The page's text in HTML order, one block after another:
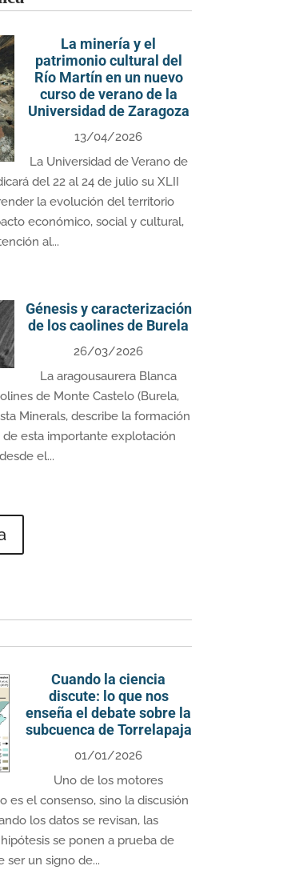
La minería y el
patrimonio cultural del
Río Martín en un nuevo
curso de verano de la
Universidad de Zaragoza
13/04/2026
La Universidad de Verano de
del 22 al 24 de julio su XLII
la evolución del territorio
económico, social y cultural,
al...
Génesis y caracterización
de los caolines de Burela
26/03/2026
La aragousaurera Blanca
de Monte Castelo (Burela,
Minerals, describe la formación
esta importante explotación
el...
Cuando la ciencia
discute: lo que nos
enseña el debate sobre la
subcuenca de Torrelapaja
01/01/2026
Uno de los motores
es el consenso, sino la discusión
los datos se revisan, las
se ponen a prueba de
ser un signo de...